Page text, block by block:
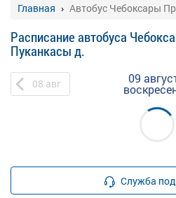
Главная Автобус Чебоксары
Расписание автобуса
Пуканкасы д.
08 авг 09
Служба